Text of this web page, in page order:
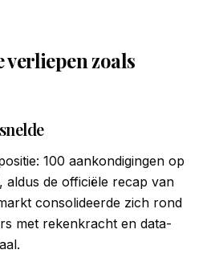
zoals
100 aankondigingen op
aldus de officiële recap van
consolideerde zich rond
met rekenkracht en data-